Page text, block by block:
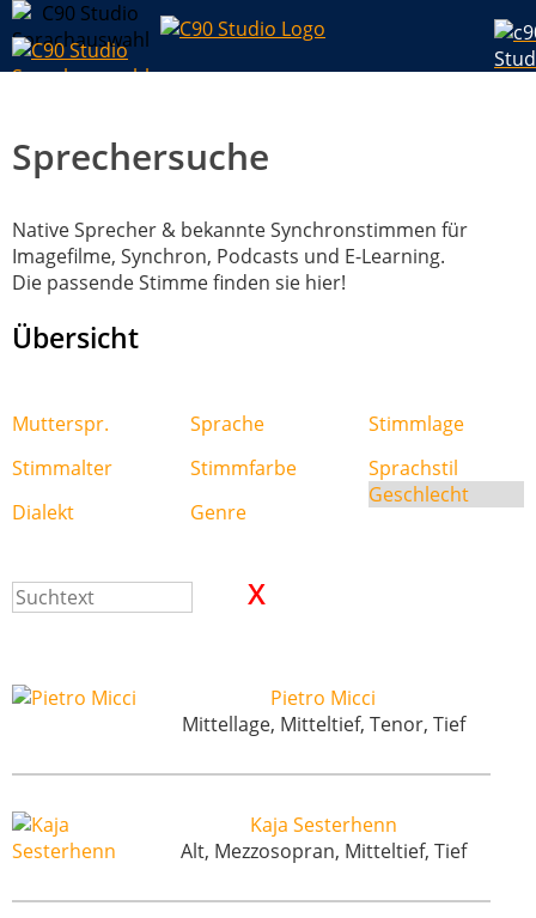
Sprechersuche
Native Sprecher & bekannte Synchronstimmen für
Imagefilme, Synchron, Podcasts und E-Learning.
Die passende Stimme finden sie hier!
Übersicht
Pietro Micci
Mittellage, Mitteltief, Tenor, Tief
Kaja Sesterhenn
Alt, Mezzosopran, Mitteltief, Tief